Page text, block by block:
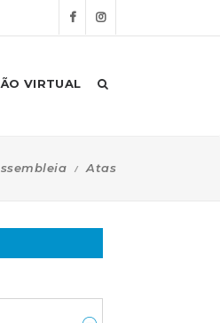
VIRTUAL
Atas